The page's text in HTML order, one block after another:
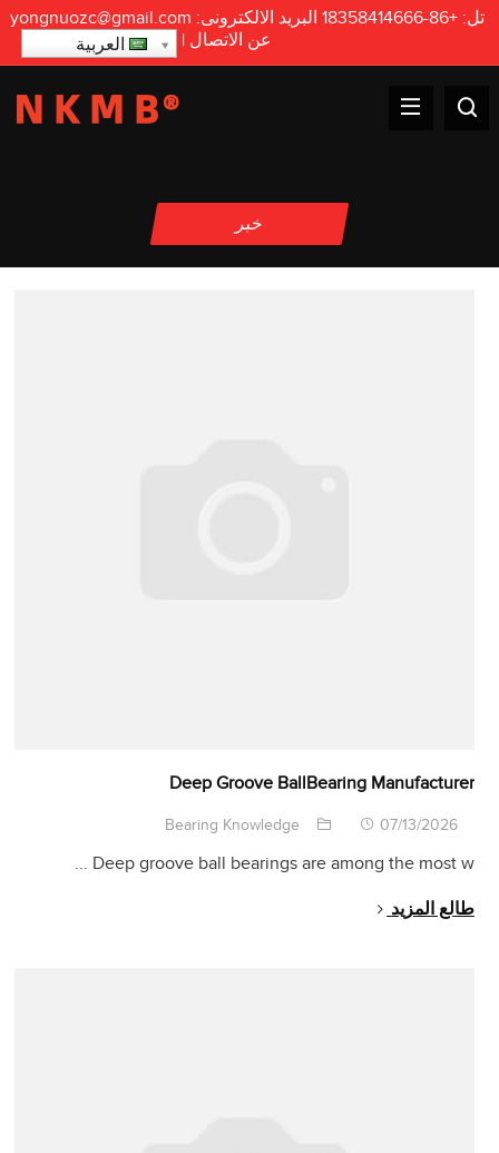
تل:+86-18358414666 البريد الالكترونى: yongnuozc@gmail.com
عن الاتصال | العربية
خبر
Deep Groove BallBearing Manufacturer
07/13/2026
Bearing Knowledge
Deep groove ball bearings are among the most w
...
طالع المزيد